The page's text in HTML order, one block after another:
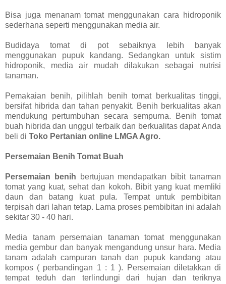
Bisa juga menanam tomat menggunakan cara hidroponik
sederhana seperti menggunakan media air.
Budidaya tomat di pot sebaiknya lebih banyak
menggunakan pupuk kandang. Sedangkan untuk sistim
hidroponik, media air mudah dilakukan sebagai nutrisi
tanaman.
Pemakaian benih, pilihlah benih tomat berkualitas tinggi,
bersifat hibrida dan tahan penyakit. Benih berkualitas akan
mendukung pertumbuhan secara sempurna. Benih tomat
buah hibrida dan unggul terbaik dan berkualitas dapat Anda
beli di Toko Pertanian online LMGA Agro.
Persemaian Benih Tomat Buah
Persemaian benih bertujuan mendapatkan bibit tanaman
tomat yang kuat, sehat dan kokoh. Bibit yang kuat memliki
daun dan batang kuat pula. Tempat untuk pembibitan
terpisah dari lahan tetap. Lama proses pembibitan ini adalah
sekitar 30 - 40 hari.
Media tanam persemaian tanaman tomat menggunakan
media gembur dan banyak mengandung unsur hara. Media
tanam adalah campuran tanah dan pupuk kandang atau
kompos ( perbandingan 1 : 1 ). Persemaian diletakkan di
tempat teduh dan terlindungi dari hujan dan teriknya